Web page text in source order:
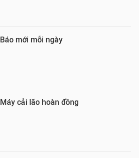
Báo mới mỗi ngày
Máy cải lão hoàn đồng